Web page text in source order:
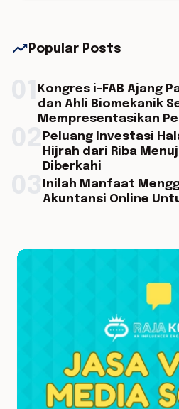
trending_up Popular Posts
Kongres i-FAB Ajang
dan Ahli Biomekanik
Mempresentasikan
Peluang Investasi
Hijrah dari Riba
Diberkahi
Inilah Manfaat
Akuntansi Online